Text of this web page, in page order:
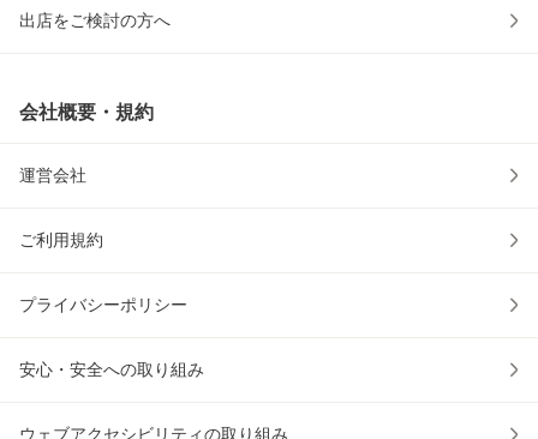
出店をご検討の方へ
会社概要・規約
運営会社
ご利用規約
プライバシーポリシー
安心・安全への取り組み
ウェブアクセシビリティの取り組み